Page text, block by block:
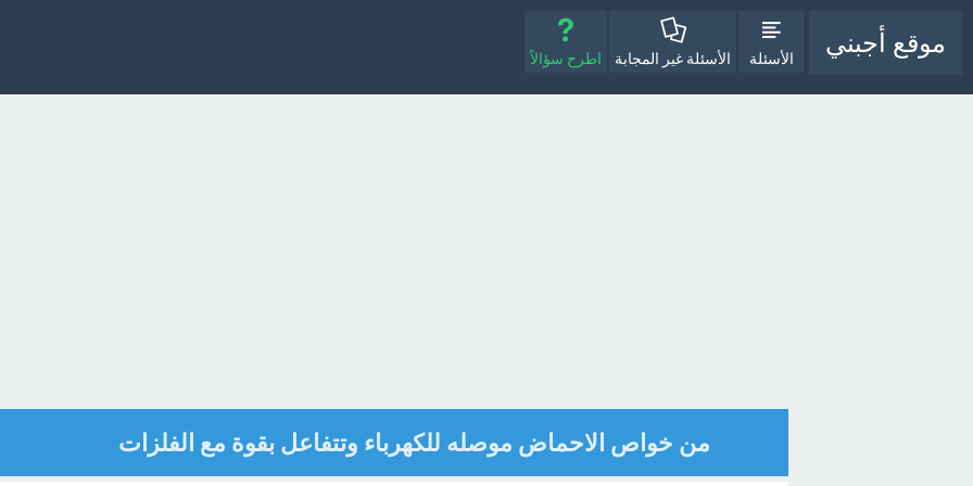
موقع أجبني
الأسئلة الأسئلة غير المجابة اطرح سؤالاً
من خواص الاحماض موصله للكهرباء وتتفاعل بقوة مع الفلزات